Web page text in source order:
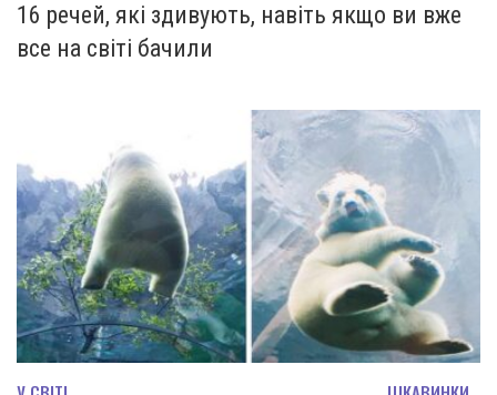
16 речей, які здивують, навіть якщо ви вже
все на світі бачили